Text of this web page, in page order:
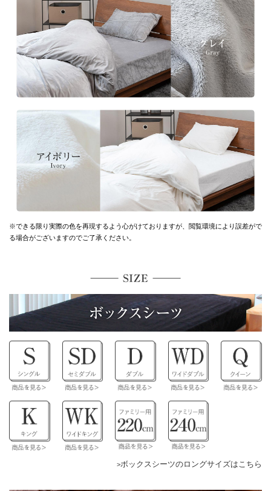
※できる限り実際の色を再現するよう心がけておりますが、 閲覧環境により誤差がで
る場合がございますのでご了承ください。
ボックスシーツのロングサイズはこちら